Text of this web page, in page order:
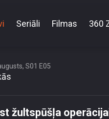
Seriāli Filmas 360
S01 E05
žultspūšļa